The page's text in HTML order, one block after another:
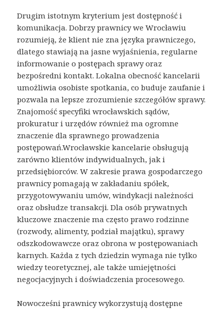
Drugim istotnym kryterium jest dostępność i
komunikacja. Dobrzy prawnicy we Wrocławiu
rozumieją, że klient nie zna języka prawniczego,
dlatego stawiają na jasne wyjaśnienia, regularne
informowanie o postępach sprawy oraz
bezpośredni kontakt. Lokalna obecność kancelarii
umożliwia osobiste spotkania, co buduje zaufanie i
pozwala na lepsze zrozumienie szczegółów sprawy.
Znajomość specyfiki wrocławskich sądów,
prokuratur i urzędów również ma ogromne
znaczenie dla sprawnego prowadzenia
postępowań.Wrocławskie kancelarie obsługują
zarówno klientów indywidualnych, jak i
przedsiębiorców. W zakresie prawa gospodarczego
prawnicy pomagają w zakładaniu spółek,
przygotowywaniu umów, windykacji należności
oraz obsłudze transakcji. Dla osób prywatnych
kluczowe znaczenie ma często prawo rodzinne
(rozwody, alimenty, podział majątku), sprawy
odszkodowawcze oraz obrona w postępowaniach
karnych. Każda z tych dziedzin wymaga nie tylko
wiedzy teoretycznej, ale także umiejętności
negocjacyjnych i doświadczenia procesowego.
Nowocześni prawnicy wykorzystują dostępne